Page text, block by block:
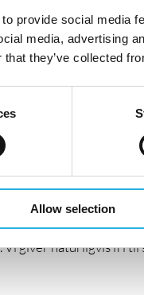
provide social media
media, advertising
they’ve collected
Allow selection
og
selv vil være i stand til
kontaktflade til både
dig et dybt indblik i
Praktikken er
giver naturligvis fri til